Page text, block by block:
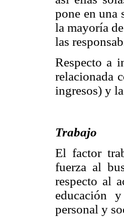
pone en una
la mayoría
las
Respecto a
relacionada
ingresos) y
Trabajo
El factor
fuerza al
respecto al
educación
personal y